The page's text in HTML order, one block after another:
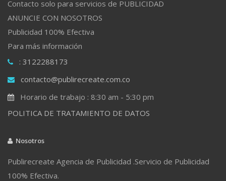
Contacto solo para servicios de PUBLICIDAD
ANUNCIE CON NOSOTROS
Publicidad 100% Efectiva
Para más información
: 3122288173
contacto@publirecreate.com.co
Horario de trabajo : 8:30 am - 5:30 pm
POLITICA DE TRATAMIENTO DE DATOS
Nosotros
Publirecreate Agencia de Publicidad .Servicio de Publicidad
100% Efectiva.